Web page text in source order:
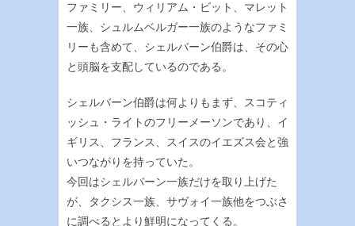
ファミリー、ウィリアム・ビット、マレット
一族、シュルムベルガー一族のようなファミ
リーも含めて、シェルバーン伯爵は、その心
と頭脳を支配しているのである。
シェルバーン伯爵は何よりもまず、スコティ
ッシュ・ライトのフリーメーソンであり、イ
ギリス、フランス、スイスのイエズス会と強
いつながりを持っていた。
今回はシェルバーン一族だけを取り上げた
が、タクシス一族、サヴォイ一族他をつぶさ
に調べるとより鮮明になってくる。